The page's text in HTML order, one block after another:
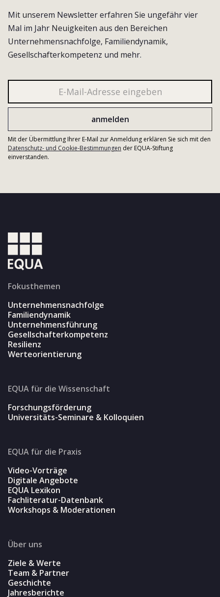
Mit unserem Newsletter erfahren Sie ungefähr vier
Mal im Jahr Neuigkeiten aus den Bereichen
Unternehmensnachfolge, Familiendynamik,
Gesellschafterkompetenz und mehr.
Mit der Übermittlung Ihrer E-Mail zur Anmeldung erklären Sie sich mit den
Datenschutz- und Cookie-Bestimmungen der EQUA-Stiftung
einverstanden.
Fokusthemen
Unternehmensnachfolge
Familiendynamik
Unternehmensführung
Gesellschafterkompetenz
Resilienz
Werteorientierung
EQUA für die Wissenschaft
Forschungsförderung
Universitäts-Seminare & Kolloquien
EQUA für die Praxis
Video-Vorträge
Digitale Angebote
EQUA Lexikon
Fachliteratur-Datenbank
Workshops & Moderationen
Über uns
Ziele & Werte
Team & Partner
Geschichte
Jahresberichte